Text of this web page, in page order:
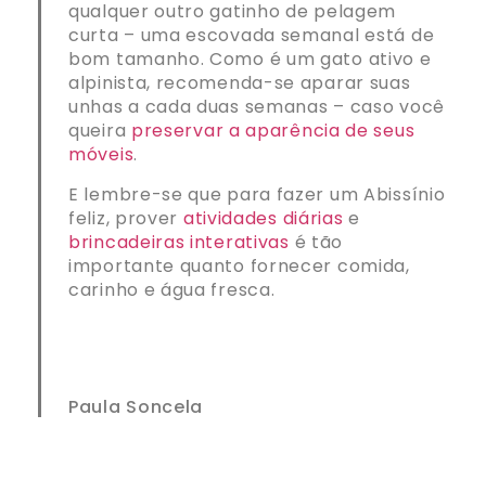
qualquer outro gatinho de pelagem
curta – uma escovada semanal está de
bom tamanho. Como é um gato ativo e
alpinista, recomenda-se aparar suas
unhas a cada duas semanas – caso você
queira preservar a aparência de seus
móveis.
E lembre-se que para fazer um Abissínio
feliz, prover atividades diárias e
brincadeiras interativas é tão
importante quanto fornecer comida,
carinho e água fresca.
Paula Soncela